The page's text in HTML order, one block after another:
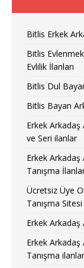
Bitlis Erkek
Bitlis
Evlilik İlanları
Bitlis Dul
Bitlis Bayan
Erkek Arkadaş
ve Seri ilanlar
Erkek Arkadaş
Tanışma
Ücretsiz Üye
Tanışma Sitesi
Erkek
Erkek
Tanışma